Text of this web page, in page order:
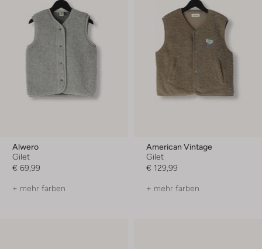
Alwero
Gilet
€ 69,99
+ mehr farben
American Vintage
Gilet
€ 129,99
+ mehr farben